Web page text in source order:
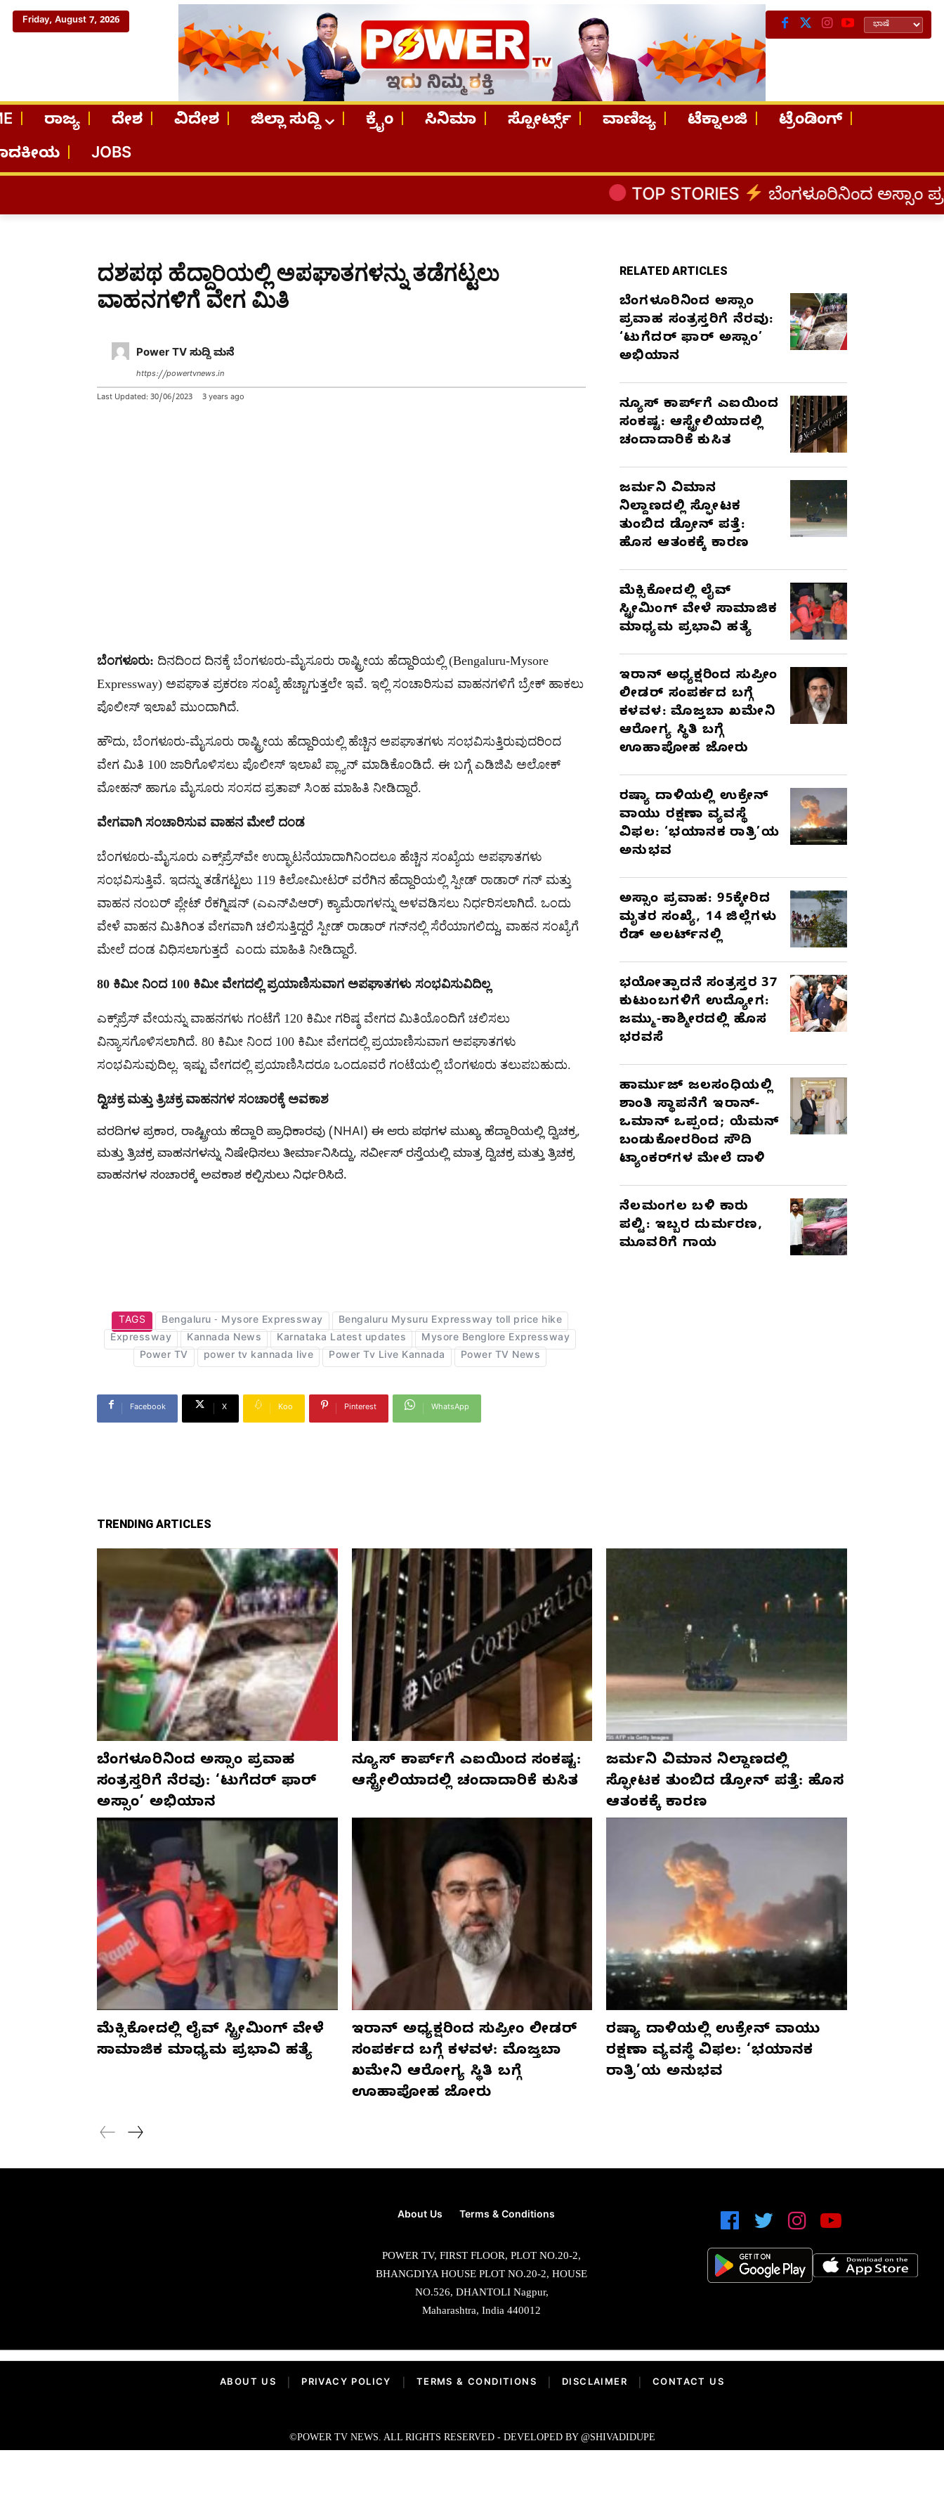
Friday, August 7, 2026
ರಾಜ್ಯ ದೇಶ ವಿದೇಶ ಜಿಲ್ಲಾ ಸುದ್ದಿ ಕ್ರೈಂ ಸಿನಿಮಾ ಸ್ಪೋರ್ಟ್ಸ್ ವಾಣಿಜ್ಯ ಟೆಕ್ನಾಲಜಿ
ಟ್ರೆಂಡಿಂಗ್
JOBS
ಬೆಂಗಳೂರಿನಿಂದ ಅಸ್ಸಾಂ ಪ್ರವಾಹ ಸಂತ್ರಸ್ತರಿಗೆ
ದಶಪಥ ಹೆದ್ದಾರಿಯಲ್ಲಿ ಅಪಘಾತಗಳನ್ನು ತಡೆಗಟ್ಟಲು
ವಾಹನಗಳಿಗೆ ವೇಗ ಮಿತಿ
Power TV ಸುದ್ದಿ ಮನೆ
https://powertvnews.in
Last Updated: 30/06/2023 3 years ago
ಬೆಂಗಳೂರು: ದಿನದಿಂದ ದಿನಕ್ಕೆ ಬೆಂಗಳೂರು-ಮೈಸೂರು ರಾಷ್ಟ್ರೀಯ ಹೆದ್ದಾರಿಯಲ್ಲಿ (Bengaluru-Mysore
Expressway) ಅಪಘಾತ ಪ್ರಕರಣ ಸಂಖ್ಯೆ ಹೆಚ್ಚಾಗುತ್ತಲೇ ಇವೆ. ಇಲ್ಲಿ ಸಂಚಾರಿಸುವ ವಾಹನಗಳಿಗೆ ಬ್ರೇಕ್​ ಹಾಕಲು
ಪೊಲೀಸ್​ ಇಲಾಖೆ ಮುಂದಾಗಿದೆ.
ಹೌದು, ಬೆಂಗಳೂರು-ಮೈಸೂರು ರಾಷ್ಟ್ರೀಯ ಹೆದ್ದಾರಿಯಲ್ಲಿ ಹೆಚ್ಚಿನ ಅಪಘಾತಗಳು ಸಂಭವಿಸುತ್ತಿರುವುದರಿಂದ
ವೇಗ ಮಿತಿ 100 ಜಾರಿಗೊಳಿಸಲು ಪೊಲೀಸ್​ ಇಲಾಖೆ ಪ್ಲ್ಯಾನ್ ಮಾಡಿಕೊಂಡಿದೆ. ಈ ಬಗ್ಗೆ ಎಡಿಜಿಪಿ ಅಲೋಕ್​
ಮೋಹನ್ ಹಾಗೂ ಮೈಸೂರು ಸಂಸದ ಪ್ರತಾಪ್ ಸಿಂಹ ಮಾಹಿತಿ ನೀಡಿದ್ದಾರೆ.​
ವೇಗವಾಗಿ ಸಂಚಾರಿಸುವ ವಾಹನ ಮೇಲೆ ದಂಡ
ಬೆಂಗಳೂರು-ಮೈಸೂರು ಎಕ್ಸ್‌ಪ್ರೆಸ್‌ವೇ ಉದ್ಘಾಟನೆಯಾದಾಗಿನಿಂದಲೂ ಹೆಚ್ಚಿನ ಸಂಖ್ಯೆಯ ಅಪಘಾತಗಳು
ಸಂಭವಿಸುತ್ತಿವೆ. ಇದನ್ನು ತಡೆಗಟ್ಟಲು 119 ಕಿಲೋಮೀಟರ್ ವರೆಗಿನ ಹೆದ್ದಾರಿಯಲ್ಲಿ ಸ್ಪೀಡ್ ರಾಡಾರ್ ಗನ್ ಮತ್ತು
ವಾಹನ ನಂಬರ್ ಪ್ಲೇಟ್ ರೆಕಗ್ನಿಷನ್ (ಎಎನ್‌ಪಿಆರ್) ಕ್ಯಾಮೆರಾಗಳನ್ನು ಅಳವಡಿಸಲು ನಿರ್ಧರಿಸಲಾಗಿದೆ. ಒಂದು
ವೇಳೆ ವಾಹನ ಮಿತಿಗಿಂತ ವೇಗವಾಗಿ ಚಲಿಸುತ್ತಿದ್ದರೆ ಸ್ಪೀಡ್ ರಾಡಾರ್ ಗನ್​ನಲ್ಲಿ ಸೆರೆಯಾಗಲಿದ್ದು, ವಾಹನ ಸಂಖ್ಯೆಗೆ
ಮೇಲೆ ದಂಡ ವಿಧಿಸಲಾಗುತ್ತದೆ ಎಂದು ಮಾಹಿತಿ ನೀಡಿದ್ದಾರೆ.
80 ಕಿಮೀ ನಿಂದ 100 ಕಿಮೀ ವೇಗದಲ್ಲಿ ಪ್ರಯಾಣಿಸುವಾಗ ಅಪಘಾತಗಳು ಸಂಭವಿಸುವಿದಿಲ್ಲ
ಎಕ್ಸ್‌ಪ್ರೆಸ್‌ ವೇಯನ್ನು ವಾಹನಗಳು ಗಂಟೆಗೆ 120 ಕಿಮೀ ಗರಿಷ್ಠ ವೇಗದ ಮಿತಿಯೊಂದಿಗೆ ಚಲಿಸಲು
ವಿನ್ಯಾಸಗೊಳಿಸಲಾಗಿದೆ. 80 ಕಿಮೀ ನಿಂದ 100 ಕಿಮೀ ವೇಗದಲ್ಲಿ ಪ್ರಯಾಣಿಸುವಾಗ ಅಪಘಾತಗಳು
ಸಂಭವಿಸುವುದಿಲ್ಲ. ಇಷ್ಟು ವೇಗದಲ್ಲಿ ಪ್ರಯಾಣಿಸಿದರೂ ಒಂದೂವರೆ ಗಂಟೆಯಲ್ಲಿ ಬೆಂಗಳೂರು ತಲುಪಬಹುದು.
ದ್ವಿಚಕ್ರ ಮತ್ತು ತ್ರಿಚಕ್ರ ವಾಹನಗಳ ಸಂಚಾರಕ್ಕೆ ಅವಕಾಶ
ವರದಿಗಳ ಪ್ರಕಾರ, ರಾಷ್ಟ್ರೀಯ ಹೆದ್ದಾರಿ ಪ್ರಾಧಿಕಾರವು (NHAI) ಈ ಆರು ಪಥಗಳ ಮುಖ್ಯ ಹೆದ್ದಾರಿಯಲ್ಲಿ ದ್ವಿಚಕ್ರ,
ಮತ್ತು ತ್ರಿಚಕ್ರ ವಾಹನಗಳನ್ನು ನಿಷೇಧಿಸಲು ತೀರ್ಮಾನಿಸಿದ್ದು, ಸರ್ವೀಸ್ ರಸ್ತೆಯಲ್ಲಿ ಮಾತ್ರ ದ್ವಿಚಕ್ರ ಮತ್ತು ತ್ರಿಚಕ್ರ
ವಾಹನಗಳ ಸಂಚಾರಕ್ಕೆ ಅವಕಾಶ ಕಲ್ಪಿಸುಲು ನಿರ್ಧರಿಸಿದೆ.
TAGS Bengaluru - Mysore Expressway
Bengaluru Mysuru Expressway toll price hike
Expressway
Kannada News Karnataka Latest updates
Mysore Benglore Expressway
Power TV
power tv kannada live Power Tv Live Kannada Power TV News
Facebook X Koo Pinterest WhatsApp
RELATED ARTICLES
ಬೆಂಗಳೂರಿನಿಂದ ಅಸ್ಸಾಂ
ಪ್ರವಾಹ ಸಂತ್ರಸ್ತರಿಗೆ ನೆರವು:
‘ಟುಗೆದರ್ ಫಾರ್ ಅಸ್ಸಾಂ’
ಅಭಿಯಾನ
ನ್ಯೂಸ್ ಕಾರ್ಪ್‌ಗೆ ಎಐಯಿಂದ
ಸಂಕಷ್ಟ: ಆಸ್ಟ್ರೇಲಿಯಾದಲ್ಲಿ
ಚಂದಾದಾರಿಕೆ ಕುಸಿತ
ಜರ್ಮನಿ ವಿಮಾನ
ನಿಲ್ದಾಣದಲ್ಲಿ ಸ್ಫೋಟಕ
ತುಂಬಿದ ಡ್ರೋನ್ ಪತ್ತೆ:
ಹೊಸ ಆತಂಕಕ್ಕೆ ಕಾರಣ
ಮೆಕ್ಸಿಕೋದಲ್ಲಿ ಲೈವ್
ಸ್ಟ್ರೀಮಿಂಗ್ ವೇಳೆ ಸಾಮಾಜಿಕ
ಮಾಧ್ಯಮ ಪ್ರಭಾವಿ ಹತ್ಯೆ
ಇರಾನ್ ಅಧ್ಯಕ್ಷರಿಂದ ಸುಪ್ರೀಂ
ಲೀಡರ್ ಸಂಪರ್ಕದ ಬಗ್ಗೆ
ಕಳವಳ: ಮೊಜ್ತಬಾ ಖಮೇನಿ
ಆರೋಗ್ಯ ಸ್ಥಿತಿ ಬಗ್ಗೆ
ಊಹಾಪೋಹ ಜೋರು
ರಷ್ಯಾ ದಾಳಿಯಲ್ಲಿ ಉಕ್ರೇನ್
ವಾಯು ರಕ್ಷಣಾ ವ್ಯವಸ್ಥೆ
ವಿಫಲ: ‘ಭಯಾನಕ ರಾತ್ರಿ’ಯ
ಅನುಭವ
ಅಸ್ಸಾಂ ಪ್ರವಾಹ: 95ಕ್ಕೇರಿದ
ಮೃತರ ಸಂಖ್ಯೆ, 14 ಜಿಲ್ಲೆಗಳು
ರೆಡ್ ಅಲರ್ಟ್‌ನಲ್ಲಿ
ಭಯೋತ್ಪಾದನೆ ಸಂತ್ರಸ್ತರ 37
ಕುಟುಂಬಗಳಿಗೆ ಉದ್ಯೋಗ:
ಜಮ್ಮು-ಕಾಶ್ಮೀರದಲ್ಲಿ ಹೊಸ
ಭರವಸೆ
ಹಾರ್ಮುಜ್ ಜಲಸಂಧಿಯಲ್ಲಿ
ಶಾಂತಿ ಸ್ಥಾಪನೆಗೆ ಇರಾನ್-
ಒಮಾನ್ ಒಪ್ಪಂದ; ಯೆಮನ್
ಬಂಡುಕೋರರಿಂದ ಸೌದಿ
ಟ್ಯಾಂಕರ್‌ಗಳ ಮೇಲೆ ದಾಳಿ
ನೆಲಮಂಗಲ ಬಳಿ ಕಾರು
ಪಲ್ಟಿ: ಇಬ್ಬರ ದುರ್ಮರಣ,
ಮೂವರಿಗೆ ಗಾಯ
TRENDING ARTICLES
ಬೆಂಗಳೂರಿನಿಂದ ಅಸ್ಸಾಂ ಪ್ರವಾಹ
ಸಂತ್ರಸ್ತರಿಗೆ ನೆರವು: ‘ಟುಗೆದರ್ ಫಾರ್
ಅಸ್ಸಾಂ’ ಅಭಿಯಾನ
ನ್ಯೂಸ್ ಕಾರ್ಪ್‌ಗೆ ಎಐಯಿಂದ ಸಂಕಷ್ಟ:
ಆಸ್ಟ್ರೇಲಿಯಾದಲ್ಲಿ ಚಂದಾದಾರಿಕೆ ಕುಸಿತ
ಜರ್ಮನಿ ವಿಮಾನ ನಿಲ್ದಾಣದಲ್ಲಿ
ಸ್ಫೋಟಕ ತುಂಬಿದ ಡ್ರೋನ್ ಪತ್ತೆ: ಹೊಸ
ಆತಂಕಕ್ಕೆ ಕಾರಣ
ಮೆಕ್ಸಿಕೋದಲ್ಲಿ ಲೈವ್ ಸ್ಟ್ರೀಮಿಂಗ್ ವೇಳೆ
ಸಾಮಾಜಿಕ ಮಾಧ್ಯಮ ಪ್ರಭಾವಿ ಹತ್ಯೆ
ಇರಾನ್ ಅಧ್ಯಕ್ಷರಿಂದ ಸುಪ್ರೀಂ ಲೀಡರ್
ಸಂಪರ್ಕದ ಬಗ್ಗೆ ಕಳವಳ: ಮೊಜ್ತಬಾ
ಖಮೇನಿ ಆರೋಗ್ಯ ಸ್ಥಿತಿ ಬಗ್ಗೆ
ಊಹಾಪೋಹ ಜೋರು
ರಷ್ಯಾ ದಾಳಿಯಲ್ಲಿ ಉಕ್ರೇನ್ ವಾಯು
ರಕ್ಷಣಾ ವ್ಯವಸ್ಥೆ ವಿಫಲ: ‘ಭಯಾನಕ
ರಾತ್ರಿ’ಯ ಅನುಭವ
About Us Terms & Conditions
POWER TV, FIRST FLOOR, PLOT NO.20-2,
BHANGDIYA HOUSE PLOT NO.20-2, HOUSE
NO.526, DHANTOLI Nagpur,
Maharashtra, India 440012
ABOUT US PRIVACY POLICY TERMS & CONDITIONS DISCLAIMER CONTACT US
©POWER TV NEWS. ALL RIGHTS RESERVED - DEVELOPED BY @SHIVADIDUPE